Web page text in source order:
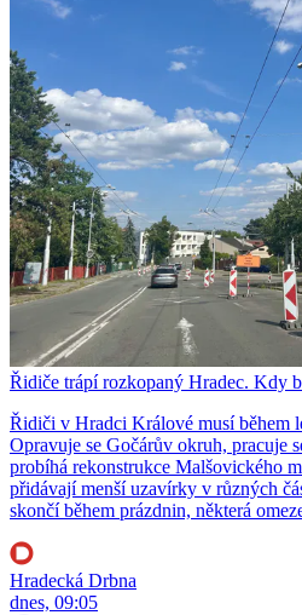
Řidiče trápí rozkopaný Hradec. Kdy
Řidiči v Hradci Králové musí během
Opravuje se Gočárův okruh, pracuje
probíhá rekonstrukce Malšovického
přidávají menší uzavírky v různých
skončí během prázdnin, některá
Hradecká Drbna
dnes, 09:05